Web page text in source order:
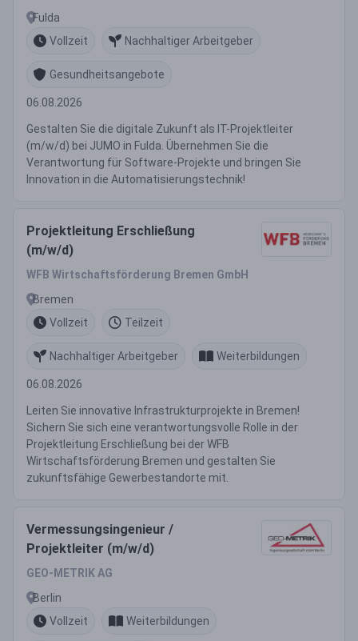
Fulda
Vollzeit
Nachhaltiger Arbeitgeber
Gesundheitsangebote
06.08.2026
Gestalten Sie die digitale Zukunft als IT-Projektleiter
(m/w/d) bei JUMO in Fulda. Übernehmen Sie die
Verantwortung für Software-Projekte und bringen Sie
Innovation in die Automatisierungstechnik!
Projektleitung Erschließung
(m/w/d)
WFB Wirtschaftsförderung Bremen GmbH
Bremen
Vollzeit
Teilzeit
Nachhaltiger Arbeitgeber Weiterbildungen
06.08.2026
Leiten Sie innovative Infrastrukturprojekte in Bremen!
Sichern Sie sich eine verantwortungsvolle Rolle in der
Projektleitung Erschließung bei der WFB
Wirtschaftsförderung Bremen und gestalten Sie
zukunftsfähige Gewerbestandorte mit.
Vermessungsingenieur /
Projektleiter (m/w/d)
GEO-METRIK AG
Berlin
Vollzeit
Weiterbildungen